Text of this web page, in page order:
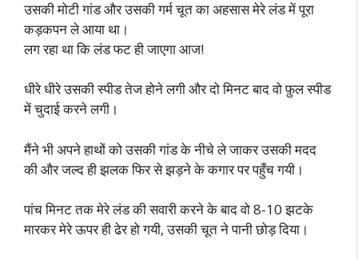
उसकी मोटी गांड और उसकी गर्म चूत का अहसास मेरे लंड में पूरा
कड़कपन ले आया था।
लग रहा था कि लंड फट ही जाएगा आज!
धीरे धीरे उसकी स्पीड तेज होने लगी और दो मिनट बाद वो फ़ुल स्पीड
में चुदाई करने लगी।
मैंने भी अपने हाथों को उसकी गांड के नीचे ले जाकर उसकी मदद
की और जल्द ही झलक फिर से झड़ने के कगार पर पहुँच गयी।
पांच मिनट तक मेरे लंड की सवारी करने के बाद वो 8-10 झटके
मारकर मेरे ऊपर ही ढेर हो गयी, उसकी चूत ने पानी छोड़ दिया।